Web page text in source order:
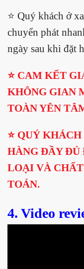
⭐️ Quý khách ở
chuyển phát
ngày sau khi đặt
⭐️ CAM KẾT
KHÔNG GIAN
TOÀN YÊN
⭐️ QUÝ
HÀNG ĐẦY ĐỦ
LOẠI VÀ
TOÁN.
4. Video